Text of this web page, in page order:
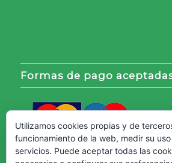
Formas de pago
Utilizamos cookies propias y de
funcionamiento de la web, medir su
servicios. Puede aceptar todas las